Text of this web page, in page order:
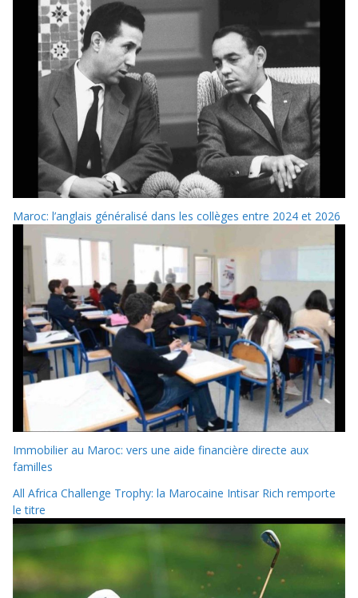
Maroc: l’anglais généralisé dans les collèges entre 2024 et 2026
Immobilier au Maroc: vers une aide financière directe aux
familles
All Africa Challenge Trophy: la Marocaine Intisar Rich remporte
le titre